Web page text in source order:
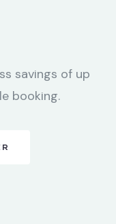
savings of up
booking.